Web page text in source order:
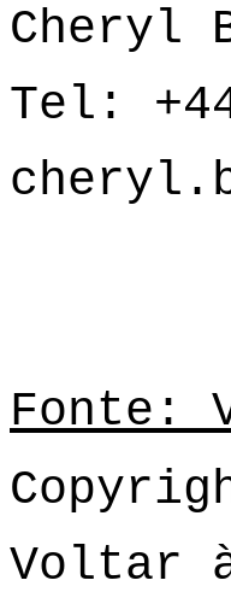
Cheryl
Tel:
Fonte:
Voltar